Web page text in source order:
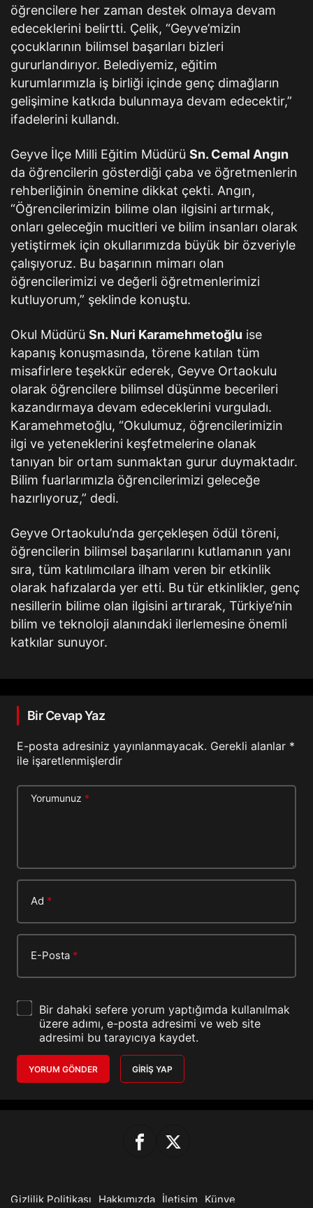
öğrencilere her zaman destek olmaya devam
edeceklerini belirtti. Çelik, “Geyve’mizin
çocuklarının bilimsel başarıları bizleri
gururlandırıyor. Belediyemiz, eğitim
kurumlarımızla iş birliği içinde genç dimağların
gelişimine katkıda bulunmaya devam edecektir,”
ifadelerini kullandı.
Geyve İlçe Milli Eğitim MüdürüSn. Cemal Angın
da öğrencilerin gösterdiği çaba ve öğretmenlerin
rehberliğinin önemine dikkat çekti. Angın,
“Öğrencilerimizin bilime olan ilgisini artırmak,
onları geleceğin mucitleri ve bilim insanları olarak
yetiştirmek için okullarımızda büyük bir özveriyle
çalışıyoruz. Bu başarının mimarı olan
öğrencilerimizi ve değerli öğretmenlerimizi
kutluyorum,” şeklinde konuştu.
Okul MüdürüSn. Nuri Karamehmetoğlu ise
kapanış konuşmasında, törene katılan tüm
misafirlere teşekkür ederek, Geyve Ortaokulu
olarak öğrencilere bilimsel düşünme becerileri
kazandırmaya devam edeceklerini vurguladı.
Karamehmetoğlu, “Okulumuz, öğrencilerimizin
ilgi ve yeteneklerini keşfetmelerine olanak
tanıyan bir ortam sunmaktan gurur duymaktadır.
Bilim fuarlarımızla öğrencilerimizi geleceğe
hazırlıyoruz,” dedi.
Geyve Ortaokulu’nda gerçekleşen ödül töreni,
öğrencilerin bilimsel başarılarını kutlamanın yanı
sıra, tüm katılımcılara ilham veren bir etkinlik
olarak hafızalarda yer etti. Bu tür etkinlikler, genç
nesillerin bilime olan ilgisini artırarak, Türkiye’nin
bilim ve teknoloji alanındaki ilerlemesine önemli
katkılar sunuyor.
Bir Cevap Yaz
E-posta adresiniz yayınlanmayacak. Gerekli alanlar *
ile işaretlenmişlerdir
Yorumunuz *
Ad *
E-Posta *
Bir dahaki sefere yorum yaptığımda kullanılmak
üzere adımı, e-posta adresimi ve web site
adresimi bu tarayıcıya kaydet.
YORUM GÖNDER GIRIŞ YAP
Gizlilik Politikası Hakkımızda İletişim
Künye